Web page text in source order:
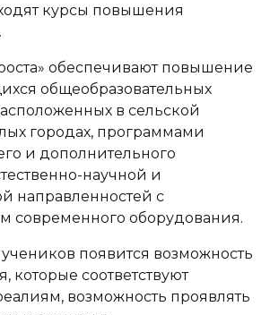
курсы повышения
обеспечивают повышение
общеобразовательных
в сельской
городах, программами
и дополнительного
научной и
направленностей с
современного оборудования.
появится возможность
которые соответствуют
возможность проявлять